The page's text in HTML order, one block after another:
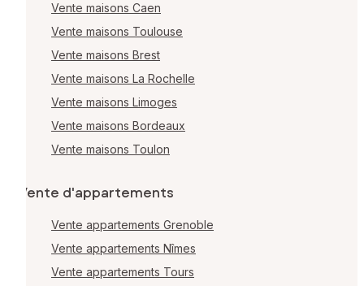
Vente maisons Caen
Vente maisons Toulouse
Vente maisons Brest
Vente maisons La Rochelle
Vente maisons Limoges
Vente maisons Bordeaux
Vente maisons Toulon
Vente d'appartements
Vente appartements Grenoble
Vente appartements Nîmes
Vente appartements Tours